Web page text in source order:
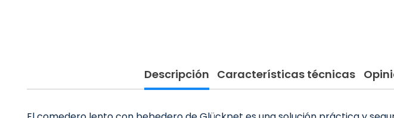
Descripción Características técnicas